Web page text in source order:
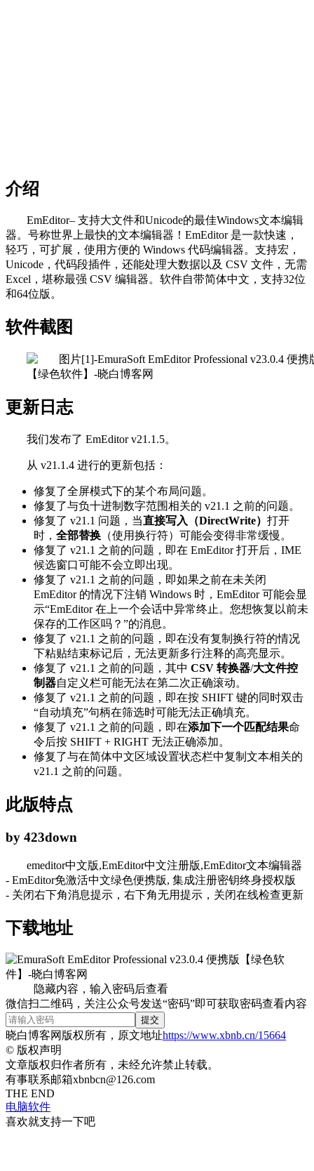
介绍
EmEditor– 支持大文件和Unicode的最佳Windows文本编辑
器。号称世界上最快的文本编辑器！EmEditor 是一款快速，
轻巧，可扩展，使用方便的 Windows 代码编辑器。支持宏，
Unicode，代码段插件，还能处理大数据以及 CSV 文件，无需
Excel，堪称最强 CSV 编辑器。软件自带简体中文，支持32位
和64位版。
软件截图
更新日志
我们发布了 EmEditor v21.1.5。
从 v21.1.4 进行的更新包括：
修复了全屏模式下的某个布局问题。
修复了与负十进制数字范围相关的 v21.1 之前的问题。
修复了 v21.1 问题，当直接写入（DirectWrite） 打开
时， 全部替换 （使用换行符）可能会变得非常缓慢。
修复了 v21.1 之前的问题，即在 EmEditor 打开后，IME
候选窗口可能不会立即出现。
修复了 v21.1 之前的问题，即如果之前在未关闭
EmEditor 的情况下注销 Windows 时，EmEditor 可能会显
示“EmEditor 在上一个会话中异常终止。您想恢复以前未
保存的工作区吗？”的消息。
修复了 v21.1 之前的问题，即在没有复制换行符的情况
下粘贴结束标记后，无法更新多行注释的高亮显示。
修复了 v21.1 之前的问题，其中 CSV 转换器/大文件控
制器自定义栏可能无法在第二次正确滚动。
修复了 v21.1 之前的问题，即在按 SHIFT 键的同时双击
“自动填充”句柄在筛选时可能无法正确填充。
修复了 v21.1 之前的问题，即在添加下一个匹配结果命
令后按 SHIFT + RIGHT 无法正确添加。
修复了与在简体中文区域设置状态栏中复制文本相关的
v21.1 之前的问题。
此版特点
by 423down
emeditor中文版,EmEditor中文注册版,EmEditor文本编辑器
- EmEditor免激活中文绿色便携版, 集成注册密钥终身授权版
- 关闭右下角消息提示，右下角无用提示，关闭在线检查更新
下载地址
隐藏内容，输入密码后查看
微信扫二维码，关注公众号发送“密码”即可获取密码查看内容
提交
晓白博客网版权所有，原文地址https://www.xbnb.cn/15664
© 版权声明
文章版权归作者所有，未经允许禁止转载。
有事联系邮箱xbnbcn@126.com
THE END
电脑软件
喜欢就支持一下吧